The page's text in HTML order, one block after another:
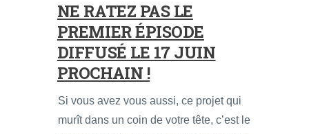
NE RATEZ PAS LE
PREMIER ÉPISODE
DIFFUSÉ LE 17 JUIN
PROCHAIN !
Si vous avez vous aussi, ce projet qui
murît dans un coin de votre tête, c’est le